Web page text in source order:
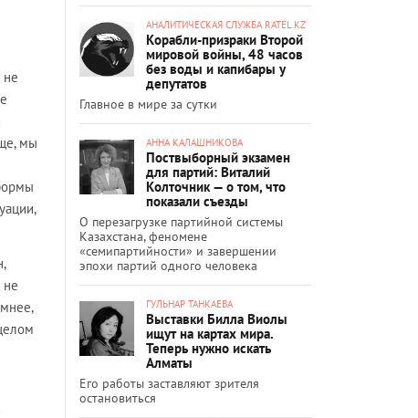
не
мы
не
АНАЛИТИЧЕСКАЯ СЛУЖБА RATEL.KZ
Корабли-призраки Второй
мировой войны, 48 часов
без воды и капибары у
депутатов
Главное в мире за сутки
АННА КАЛАШНИКОВА
Поствыборный экзамен
для партий: Виталий
Колточник — о том, что
показали съезды
О перезагрузке партийной системы
Казахстана, феномене
«семипартийности» и завершении
эпохи партий одного человека
ГУЛЬНАР ТАНКАЕВА
Выставки Билла Виолы
ищут на картах мира.
Теперь нужно искать
Алматы
Его работы заставляют зрителя
остановиться